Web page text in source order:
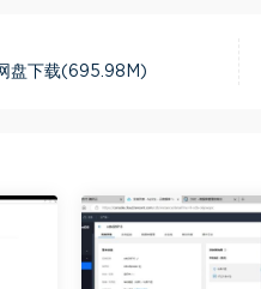
盘下载(695.98M)